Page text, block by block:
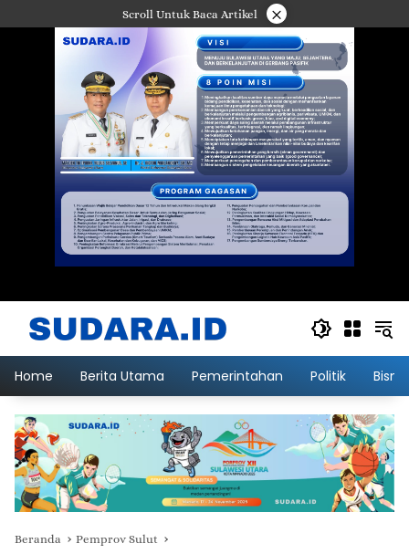
ke
Scroll Untuk Baca Artikel ×
Home Berita Utama Pemerintahan Politik
Beranda Pemprov Sulut